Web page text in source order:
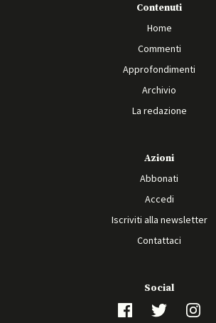
Contenuti
Home
Commenti
Approfondimenti
Archivio
La redazione
Azioni
Abbonati
Accedi
Iscriviti alla newsletter
Contattaci
Social